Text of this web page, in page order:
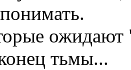
ожидают
тьмы...